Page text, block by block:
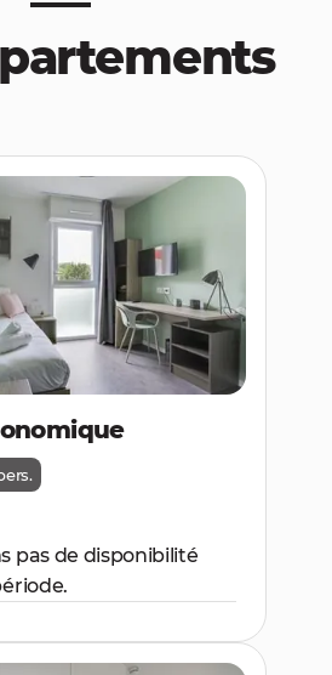
pas de disponibilité